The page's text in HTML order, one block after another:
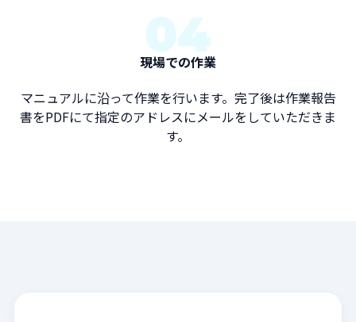
04
現場での作業
マニュアルに沿って作業を行います。完了後は作業報告
書をPDFにて指定のアドレスにメールをしていただきま
す。